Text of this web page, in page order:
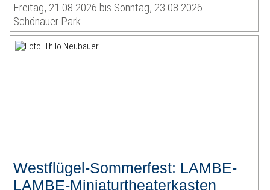
Freitag, 21.08.2026 bis Sonntag, 23.08.2026
Schönauer Park
Westflügel-Sommerfest: LAMBE-
LAMBE-Miniaturtheaterkasten